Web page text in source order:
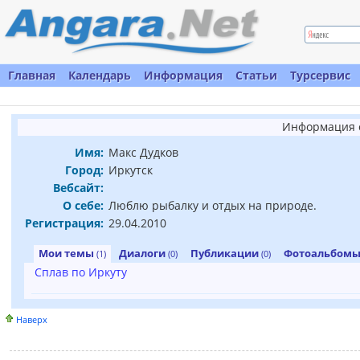
Главная Календарь Информация Статьи Турсервис
Информация
Имя: Макс Дудков
Город: Иркутск
Вебсайт:
О себе: Люблю рыбалку и отдых на природе.
Регистрация: 29.04.2010
Мои темы (1) Диалоги (0) Публикации (0)
Сплав по Иркуту
Наверх